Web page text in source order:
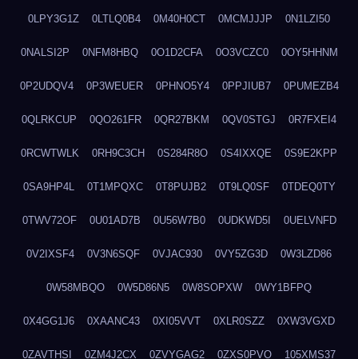
0LPY3G1Z 0LTLQ0B4 0M40H0CT 0MCMJJJP 0N1LZI50
0NALSI2P 0NFM8HBQ 0O1D2CFA 0O3VCZC0 0OY5HHNM
0P2UDQV4 0P3WEUER 0PHNO5Y4 0PPJIUB7 0PUMEZB4
0QLRKCUP 0QO261FR 0QR27BKM 0QV0STGJ 0R7FXEI4
0RCWTWLK 0RH9C3CH 0S284R8O 0S4IXXQE 0S9E2KPP
0SA9HP4L 0T1MPQXC 0T8PUJB2 0T9LQ0SF 0TDEQ0TY
0TWV72OF 0U01AD7B 0U56W7B0 0UDKWD5I 0UELVNFD
0V2IXSF4 0V3N6SQF 0VJAC930 0VY5ZG3D 0W3LZD86
0W58MBQO 0W5D86N5 0W8SOPXW 0WY1BFPQ
0X4GG1J6 0XAANC43 0XI05VVT 0XLR0SZZ 0XW3VGXD
0ZAVTHSI 0ZM4J2CX 0ZVYGAG2 0ZXS0PVO 105XMS37